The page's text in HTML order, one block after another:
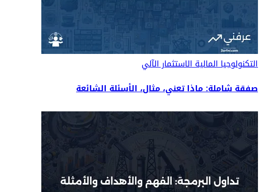
التكنولوجيا الماليةالاستثمار الآلي
صفقة شاملة: ماذا تعني، مثال، الأسئلة الشائعة